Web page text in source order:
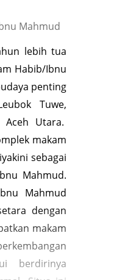
Mahmud
lebih tua
Habib/Ibnu
penting
Tuwe,
Aceh Utara.
makam
sebagai
Mahmud.
Mahmud
dengan
makam
berdirinya